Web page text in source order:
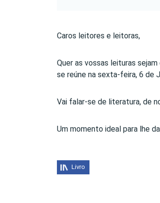
Caros leitores e leitoras,
Quer as vossas leituras
se reúne na sexta-feira, 6 de
Vai falar-se de literatura, de
Um momento ideal para lhe
Livro